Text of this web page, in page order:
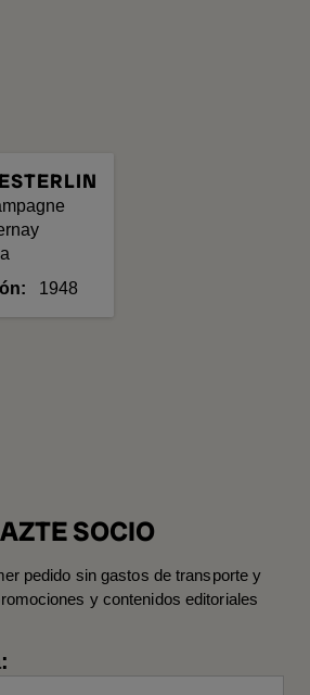
1948
SOCIO
pedido sin gastos de transporte y
y contenidos editoriales